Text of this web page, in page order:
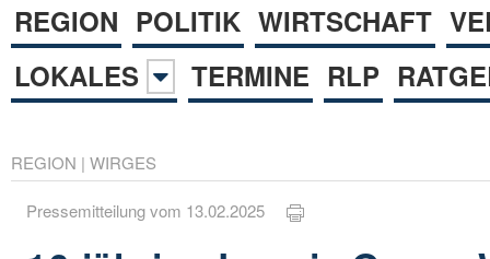
REGION POLITIK WIRTSCHAFT
LOKALES
TERMINE RLP
REGION | WIRGES
Pressemitteilung vom 13.02.2025